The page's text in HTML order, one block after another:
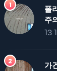
폴
주
13
가